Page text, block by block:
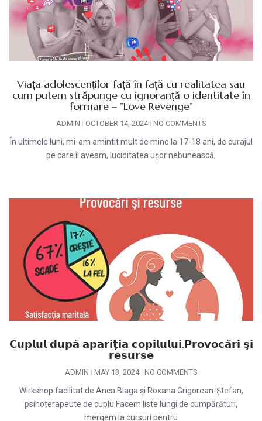
Viața adolescenților față în față cu realitatea sau
cum putem străpunge cu ignoranță o identitate în
formare – ”Love Revenge”
ADMIN OCTOBER 14, 2024 NO COMMENTS
În ultimele luni, mi-am amintit mult de mine la 17-18 ani, de curajul
pe care îl aveam, luciditatea ușor nebunească,
𝗖𝘂𝗽𝗹𝘂𝗹 𝗱𝘂𝗽𝗮̆ 𝗮𝗽𝗮𝗿𝗶𝘁̦𝗶𝗮 𝗰𝗼𝗽𝗶𝗹𝘂𝗹𝘂𝗶.𝗣𝗿𝗼𝘃𝗼𝗰𝗮̆𝗿𝗶 𝘀̦𝗶
𝗿𝗲𝘀𝘂𝗿𝘀𝗲
ADMIN MAY 13, 2024 NO COMMENTS
Wirkshop facilitat de Anca Blaga și Roxana Grigorean-Ștefan,
psihoterapeute de cuplu Facem liste lungi de cumpărături,
mergem la cursuri pentru